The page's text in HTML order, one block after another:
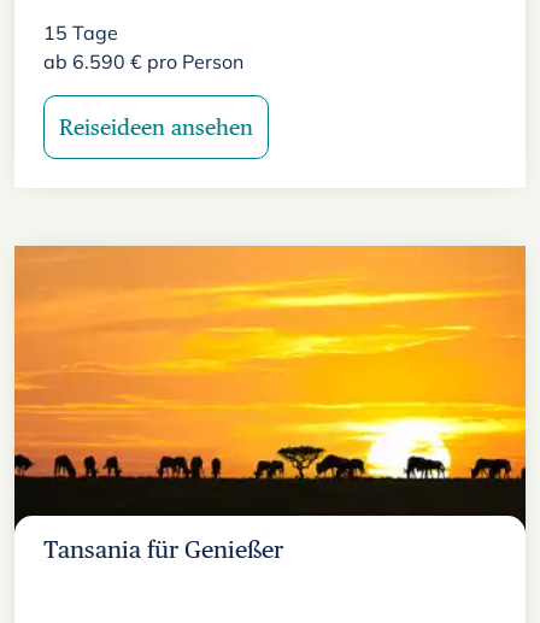
15 Tage
ab 6.590 € pro Person
Reiseideen ansehen
Tansania für Genießer